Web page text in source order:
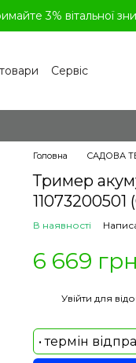
3% вітальної
Сервіс
Головна САДОВА
Тример
11073200501
В наявності
6 669 грн
Увійти для
• термін